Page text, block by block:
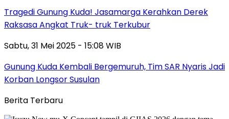
Tragedi Gunung Kuda! Jasamarga Kerahkan Derek
Raksasa Angkat Truk- truk Terkubur
Sabtu, 31 Mei 2025 - 15:08 WIB
Gunung Kuda Kembali Bergemuruh, Tim SAR Nyaris Jadi
Korban Longsor Susulan
Berita Terbaru